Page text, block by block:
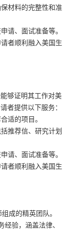
材料的完整性和准
请、面试准备等。
者顺利融入美国生
够证明其工作对美
者提供以下服务：
适的项目。
推荐信、研究计划
请、面试准备等。
者顺利融入美国生
成的精英团队。
验，涵盖法律、